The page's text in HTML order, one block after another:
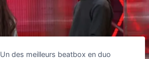
Un des meilleurs beatbox en duo